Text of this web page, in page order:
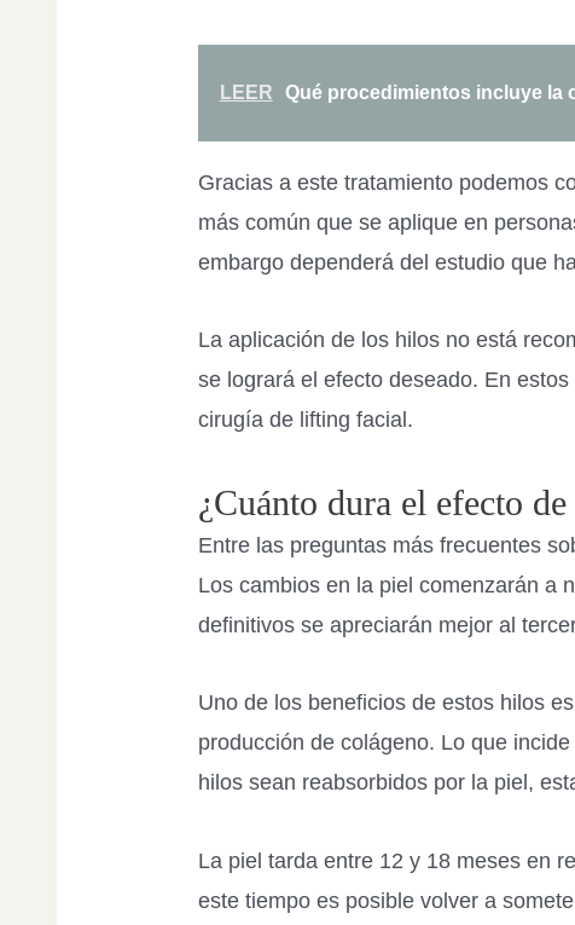
LEER Qué procedimientos incluye la
Gracias a este tratamiento podemos
más común que se aplique en
embargo dependerá del estudio que
La aplicación de los hilos no está
se logrará el efecto deseado. En
cirugía de lifting facial.
¿Cuánto dura el efecto
Entre las preguntas más frecuentes
Los cambios en la piel comenzarán a
definitivos se apreciarán mejor al
Uno de los beneficios de estos hilos
producción de colágeno. Lo que
hilos sean reabsorbidos por la piel,
La piel tarda entre 12 y 18 meses en
este tiempo es posible volver a